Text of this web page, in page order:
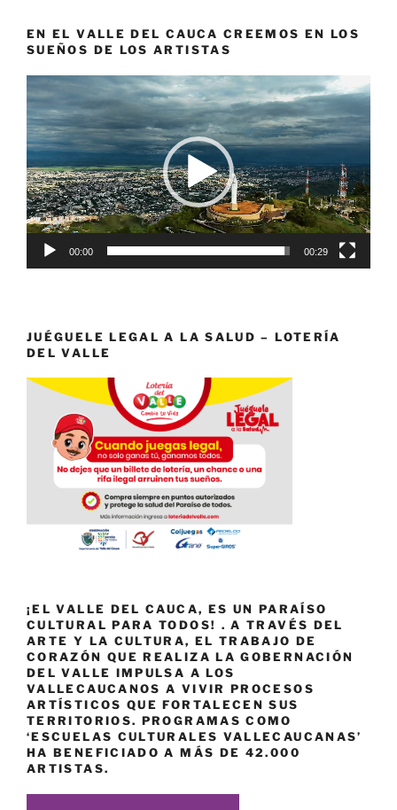
EN EL VALLE DEL CAUCA CREEMOS EN LOS
SUEÑOS DE LOS ARTISTAS
Reproductor
de
vídeo
00:00 00:29
JUÉGUELE LEGAL A LA SALUD – LOTERÍA
DEL VALLE
¡EL VALLE DEL CAUCA, ES UN PARAÍSO
CULTURAL PARA TODOS! . A TRAVÉS DEL
ARTE Y LA CULTURA, EL TRABAJO DE
CORAZÓN QUE REALIZA LA GOBERNACIÓN
DEL VALLE IMPULSA A LOS
VALLECAUCANOS A VIVIR PROCESOS
ARTÍSTICOS QUE FORTALECEN SUS
TERRITORIOS. PROGRAMAS COMO
‘ESCUELAS CULTURALES VALLECAUCANAS’
HA BENEFICIADO A MÁS DE 42.000
ARTISTAS.